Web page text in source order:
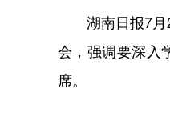
湖南日报7月
会，强调要深入
席。